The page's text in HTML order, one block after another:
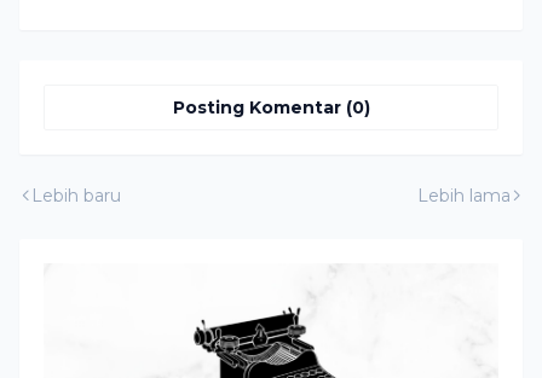
Posting Komentar (0)
Lebih baru Lebih lama